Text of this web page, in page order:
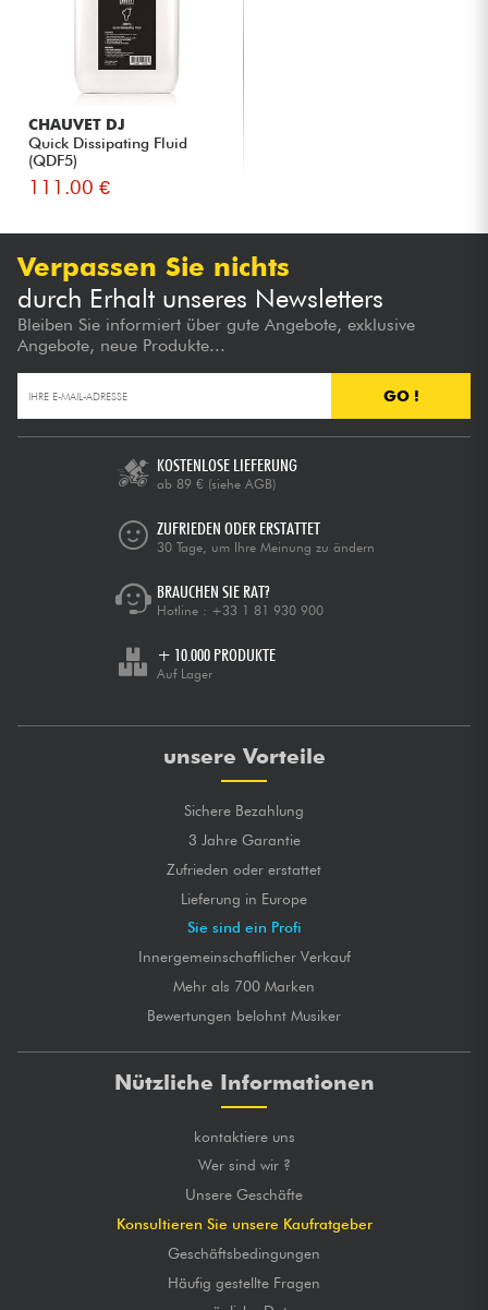
CHAUVET DJ
Quick Dissipating Fluid
(QDF5)
111.00 €
Verpassen Sie nichts
durch Erhalt unseres Newsletters
Bleiben Sie informiert über gute Angebote, exklusive
Angebote, neue Produkte...
GO !
KOSTENLOSE LIEFERUNG
ab 89 € (siehe AGB)
ZUFRIEDEN ODER ERSTATTET
30 Tage, um Ihre Meinung zu ändern
BRAUCHEN SIE RAT?
Hotline : +33 1 81 930 900
+ 10.000 PRODUKTE
Auf Lager
unsere Vorteile
Sichere Bezahlung
3 Jahre Garantie
Zufrieden oder erstattet
Lieferung in Europe
Sie sind ein Profi
Innergemeinschaftlicher Verkauf
Mehr als 700 Marken
Bewertungen belohnt Musiker
Nützliche Informationen
kontaktiere uns
Wer sind wir ?
Unsere Geschäfte
Konsultieren Sie unsere Kaufratgeber
Geschäftsbedingungen
Häufig gestellte Fragen